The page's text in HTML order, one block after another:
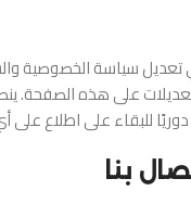
تعديل سياسة الخصوصية
على هذه الصفحة.
للبقاء على اطلاع على